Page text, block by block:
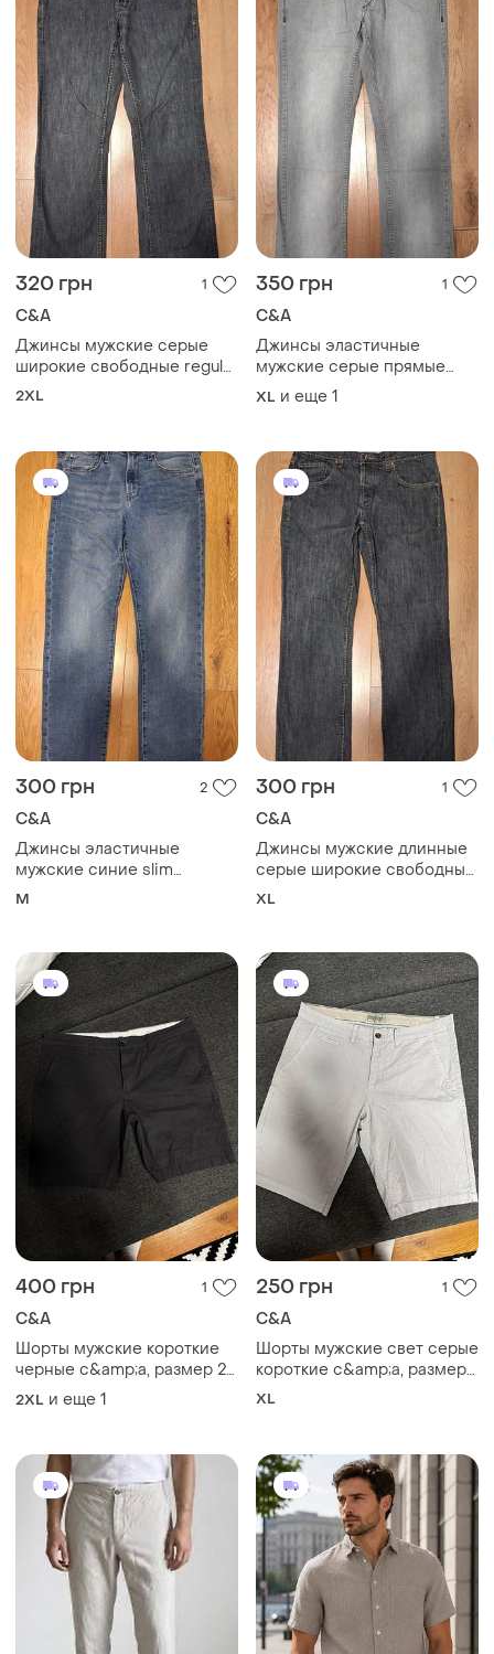
320 грн 1
C&A
Джинсы мужские серые
широкие свободные regular
c&amp;a, размер 2xl
2XL
350 грн 1
C&A
Джинсы эластичные
мужские серые прямые
regular c&amp;a, размер xl -
XL и еще 1
300 грн 2
C&A
Джинсы эластичные
мужские синие slim
c&amp;a, размер m.
M
300 грн 1
C&A
Джинсы мужские длинные
серые широкие свободные
c&amp;a, размер xl
XL
400 грн 1
C&A
Шорты мужские короткие
черные c&amp;a, размер 2xl
- 3xl
2XL и еще 1
250 грн 1
C&A
Шорты мужские свет серые
короткие c&amp;a, размер
xl
XL